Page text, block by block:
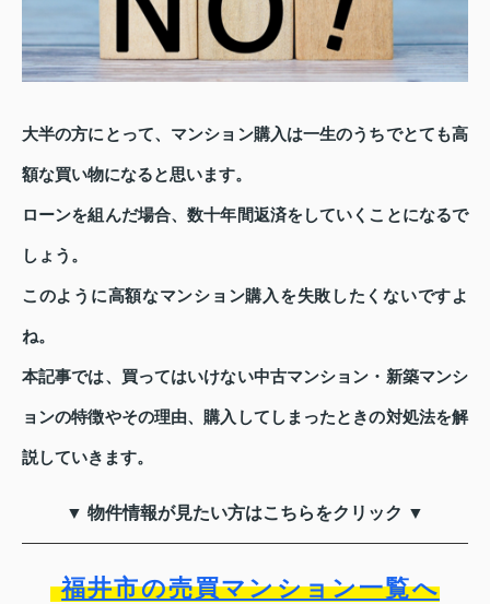
大半の方にとって、マンション購入は一生のうちでとても高
額な買い物になると思います。
ローンを組んだ場合、数十年間返済をしていくことになるで
しょう。
このように高額なマンション購入を失敗したくないですよ
ね。
本記事では、買ってはいけない中古マンション・新築マンシ
ョンの特徴やその理由、購入してしまったときの対処法を解
説していきます。
▼ 物件情報が見たい方はこちらをクリック ▼
福井市の売買マンション一覧へ